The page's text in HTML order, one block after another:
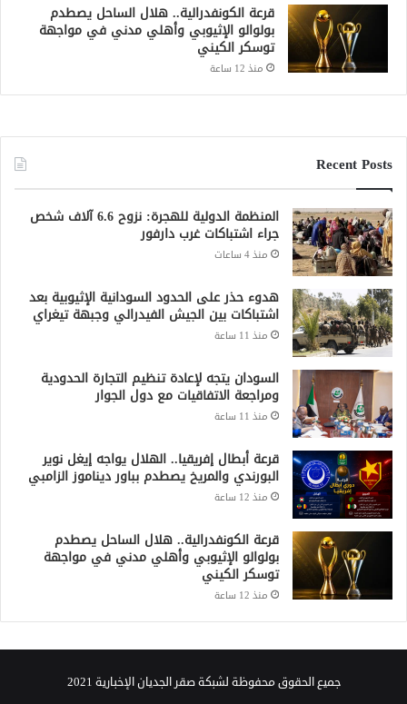
قرعة الكونفدرالية.. هلال الساحل يصطدم
بولوالو الإثيوبي وأهلي مدني في مواجهة
توسكر الكيني
منذ 12 ساعة
Recent Posts
المنظمة الدولية للهجرة: نزوح 6.6 آلاف شخص
جراء اشتباكات غرب دارفور
منذ 4 ساعات
هدوء حذر على الحدود السودانية الإثيوبية بعد
اشتباكات بين الجيش الفيدرالي وجبهة تيغراي
منذ 11 ساعة
السودان يتجه لإعادة تنظيم التجارة الحدودية
ومراجعة الاتفاقيات مع دول الجوار
منذ 11 ساعة
قرعة أبطال إفريقيا.. الهلال يواجه إيغل نوير
البورندي والمريخ يصطدم بباور ديناموز الزامبي
منذ 12 ساعة
قرعة الكونفدرالية.. هلال الساحل يصطدم
بولوالو الإثيوبي وأهلي مدني في مواجهة
توسكر الكيني
منذ 12 ساعة
جميع الحقوق محفوظة لشبكة صقر الجديان الإخبارية 2021